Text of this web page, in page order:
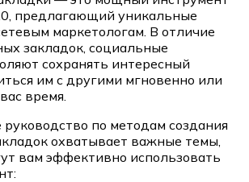
предлагающий уникальные
маркетологам. В отличие
закладок, социальные
сохранять интересный
им с другими мгновенно или
время.
по методам создания
охватывает важные темы,
вам эффективно использовать